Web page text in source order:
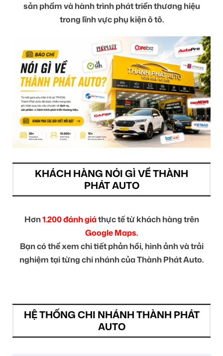
sản phẩm và hành trình phát triển thương hiệu
trong lĩnh vực phụ kiện ô tô.
KHÁCH HÀNG NÓI GÌ VỀ THÀNH
PHÁT AUTO
Hơn1.200 đánh giáthực tế từ khách hàng trên
Google Maps.
Bạn có thể xem chi tiết phản hồi, hình ảnh và trải
nghiệm tại từng chi nhánh của Thành Phát Auto.
HỆ THỐNG CHI NHÁNH THÀNH PHÁT
AUTO